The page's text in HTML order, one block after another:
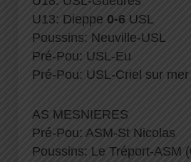
U13: Dieppe 0-6 USL
Poussins: Neuville-USL
Pré-Pou: USL-Eu
Pré-Pou: USL-Criel sur mer
AS MESNIERES
Pré-Pou: ASM-St Nicolas
Poussins: Le Tréport-ASM